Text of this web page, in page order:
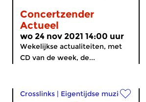
Concertzender
Actueel
wo 24 nov 2021 14:00 uur
Wekelijkse actualiteiten, met
CD van de week, de...
Crosslinks | Eigentijdse muziek